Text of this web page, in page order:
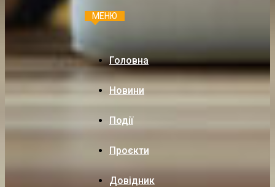
МЕНЮ
Головна
Новини
Події
Проєкти
Довідник